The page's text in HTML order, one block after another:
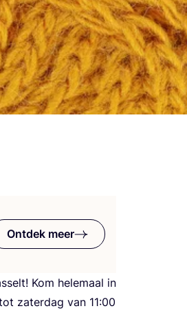
Ontdek meer
Kom hele­maal in
zater­dag van 11:00